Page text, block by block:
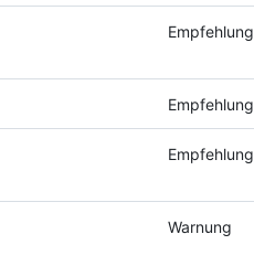
Empfehlung
Empfehlung
Empfehlung
Warnung